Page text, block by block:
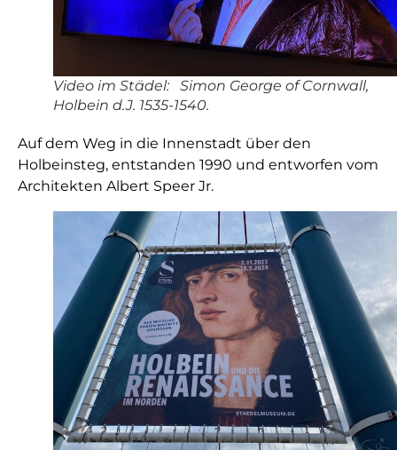
Video im Städel: Simon George of Cornwall,
Holbein d.J. 1535-1540.
Auf dem Weg in die Innenstadt über den
Holbeinsteg, entstanden 1990 und entworfen vom
Architekten Albert Speer Jr.